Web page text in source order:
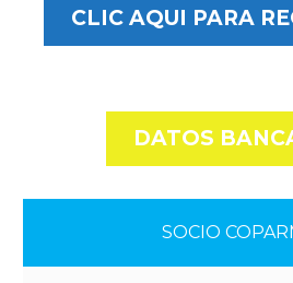
CLIC AQUI PARA
DATOS
SOCIO